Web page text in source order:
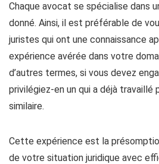
Chaque avocat se spécialise dans
donné. Ainsi, il est préférable de
juristes qui ont une connaissance
expérience avérée dans votre
d’autres termes, si vous devez
privilégiez-en un qui a déjà travaillé
similaire.
Cette expérience est la
de votre situation juridique avec